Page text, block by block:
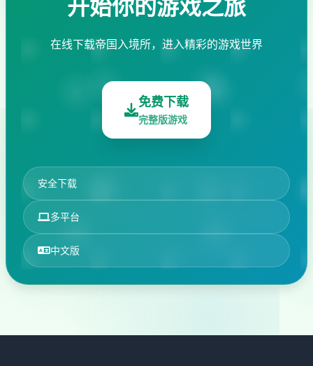
开始你的游戏之旅
在线下载帝国入境所，进入精彩的游戏世界
免费下载
完整版游戏
安全下载
多平台
中文版